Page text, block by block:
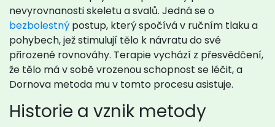
nevyrovnanosti skeletu a svalů. Jedná se o
bezbolestný postup, který spočívá v ručním tlaku a
pohybech, jež stimulují tělo k návratu do své
přirozené rovnováhy. Terapie vychází z přesvědčení,
že tělo má v sobě vrozenou schopnost se léčit, a
Dornova metoda mu v tomto procesu asistuje.
Historie a vznik metody